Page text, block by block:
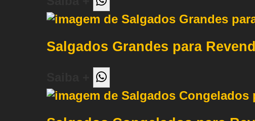
Salgados Grandes para